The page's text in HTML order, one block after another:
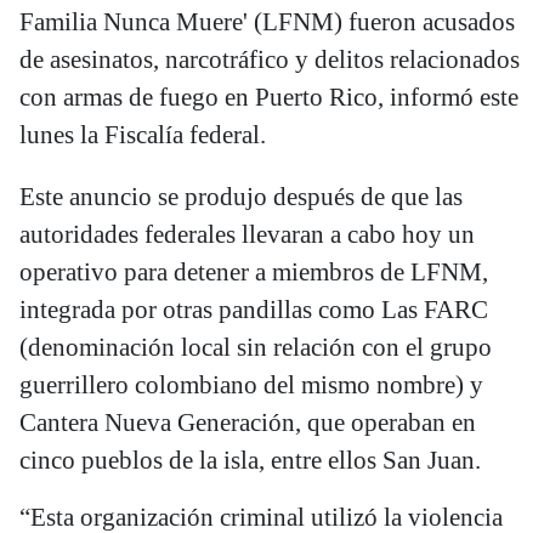
Familia Nunca Muere' (LFNM) fueron acusados
de asesinatos, narcotráfico y delitos relacionados
con armas de fuego en Puerto Rico, informó este
lunes la Fiscalía federal.
Este anuncio se produjo después de que las
autoridades federales llevaran a cabo hoy un
operativo para detener a miembros de LFNM,
integrada por otras pandillas como Las FARC
(denominación local sin relación con el grupo
guerrillero colombiano del mismo nombre) y
Cantera Nueva Generación, que operaban en
cinco pueblos de la isla, entre ellos San Juan.
“Esta organización criminal utilizó la violencia